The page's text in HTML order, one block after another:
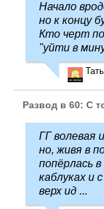
Начало
но к концу
Кто черт
"уйти в
Развод в 60: С
ГГ волевая
но, живя в
попёрлась
каблуках и
верх ид ...